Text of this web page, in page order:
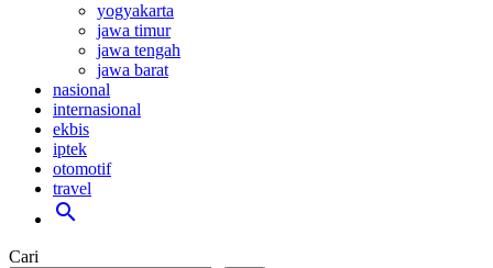
yogyakarta
jawa timur
jawa tengah
jawa barat
nasional
internasional
ekbis
iptek
otomotif
travel
search
Cari